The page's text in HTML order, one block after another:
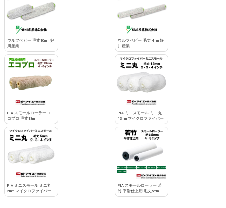
お買い物を続ける カートへ進む
ウルフベビー 毛丈10mm 好
川産業
ウルフベビー 毛丈 4mm 好
川産業
PIA スモールローラー エ
コプロ 毛丈13mm
PIA ミニスモール ミニ丸
13mm マイクロファイバー
PIA ミニスモール ミニ丸
5mm マイクロファイバー
PIA スモールローラー 若
竹 平滑仕上用 毛丈5mm